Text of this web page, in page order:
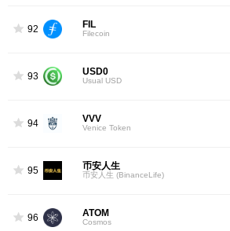
92 FIL
Filecoin
93 USD0
Usual USD
94 VVV
Venice Token
95 币安人生
币安人生 (BinanceLife)
96 ATOM
Cosmos